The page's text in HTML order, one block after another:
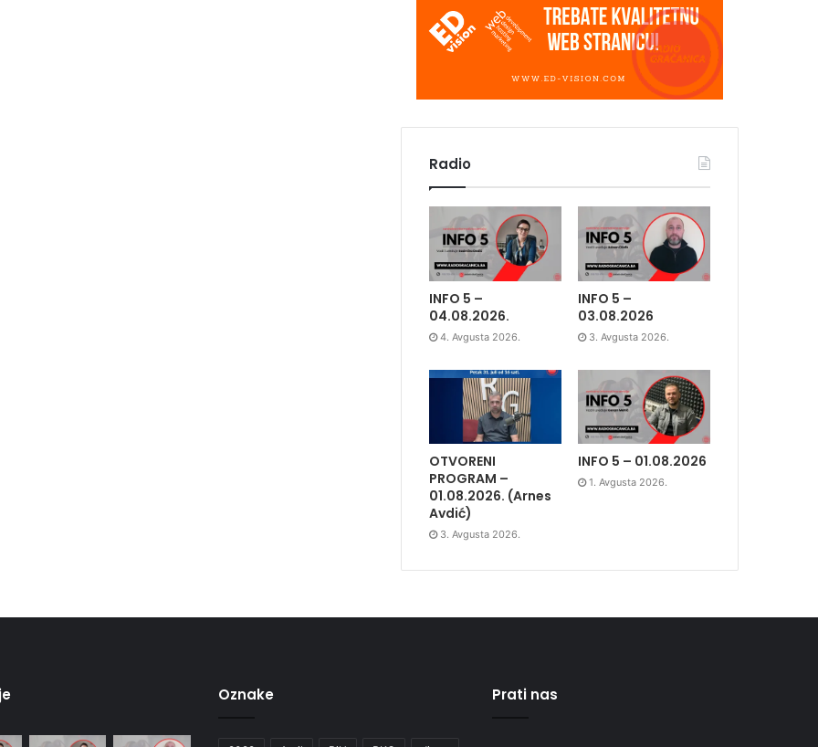
Radio
INFO 5 –
04.08.2026.
4. Avgusta 2026.
INFO 5 –
03.08.2026
3. Avgusta 2026.
OTVORENI
PROGRAM –
01.08.2026. (Arnes
Avdić)
3. Avgusta 2026.
INFO 5 – 01.08.2026
1. Avgusta 2026.
Oznake Prati nas